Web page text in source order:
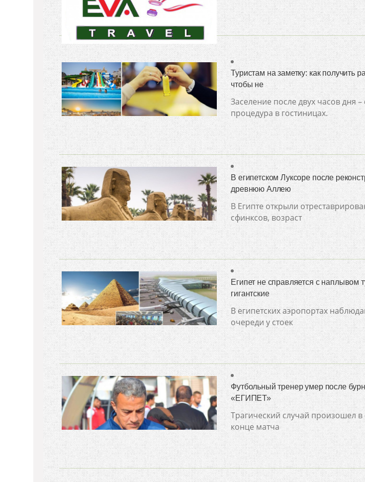
Туристам на заметку: как получить
чтобы не
Заселение после двух часов дня –
процедура в гостиницах.
В египетском Луксоре после
древнюю Аллею
В Египте открыли
сфинксов, возраст
Египет не справляется с наплывом
гигантские
В египетских аэропортах
очереди у стоек
Футбольный тренер умер после
«ЕГИПЕТ»
Трагический случай произошел в
конце матча